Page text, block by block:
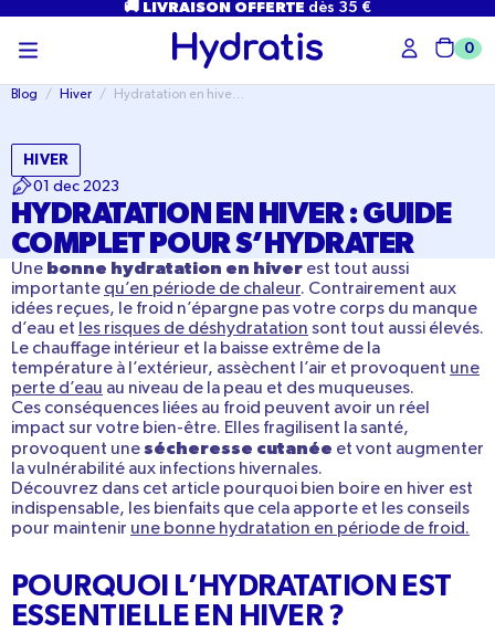
CONTENU
🚚 LIVRAISON OFFERTE dès 35 €
0
Blog / Hiver / Hydratation en hiver : guide complet pour s’hydrater
HIVER
01 dec 2023
HYDRATATION EN HIVER : GUIDE
COMPLET POUR S’HYDRATER
Une bonne hydratation en hiver est tout aussi
importante qu’en période de chaleur. Contrairement aux
idées reçues, le froid n’épargne pas votre corps du manque
d’eau et les risques de déshydratation sont tout aussi élevés.
Le chauffage intérieur et la baisse extrême de la
température à l’extérieur, assèchent l’air et provoquent une
perte d’eau au niveau de la peau et des muqueuses.
Ces conséquences liées au froid peuvent avoir un réel
impact sur votre bien-être. Elles fragilisent la santé,
provoquent unesécheresse cutanée et vont augmenter
lavulnérabilité aux infections hivernales.
Découvrez dans cet article pourquoi bien boire en hiver est
indispensable, les bienfaits que cela apporte et les conseils
pour maintenir une bonne hydratation en période de froid.
POURQUOI L’HYDRATATION EST
ESSENTIELLE EN HIVER ?